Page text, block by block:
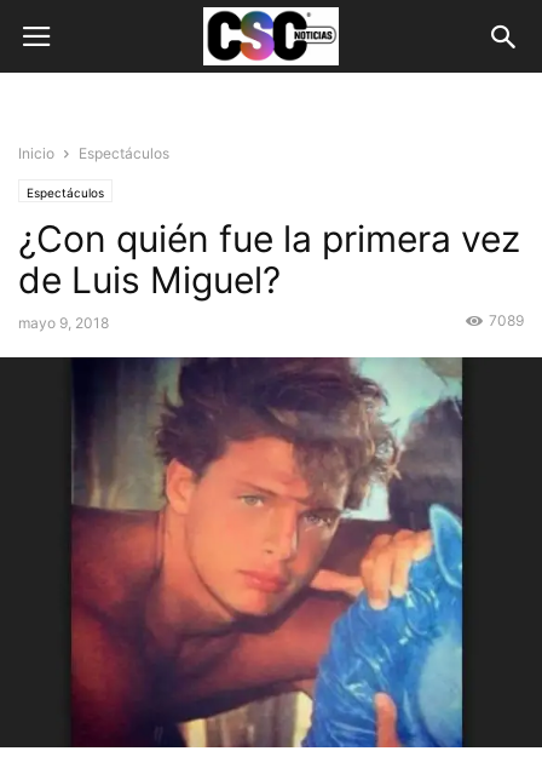
Inicio Espectáculos
Espectáculos
¿Con quién fue la primera vez
de Luis Miguel?
mayo 9, 2018 7089